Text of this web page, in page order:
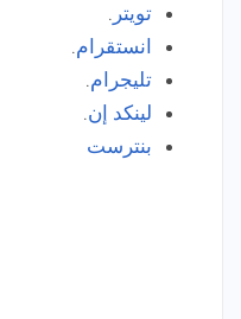
تويتر .
انستقرام.
تليجرام.
لينكد إن.
بنترست